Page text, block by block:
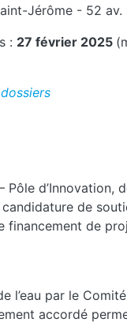
Jérôme - 52
: 27 février 2025
d’Innovation,
de
de
l’eau par le
accordé